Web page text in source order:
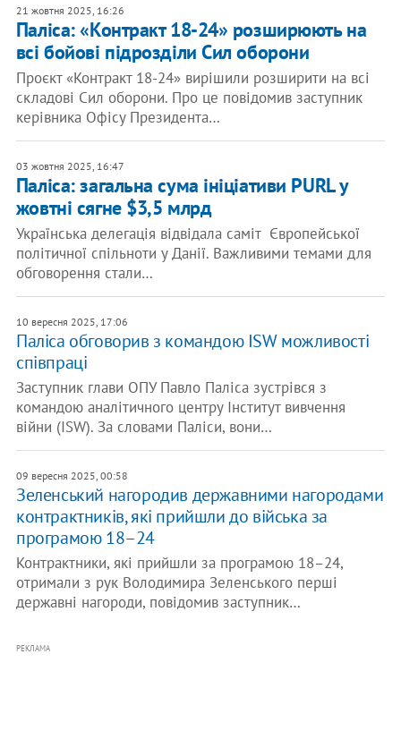
21 жовтня 2025, 16:26
Паліса: «Контракт 18-24» розширюють на
всі бойові підрозділи Сил оборони
Проєкт «Контракт 18-24» вирішили розширити на всі
складові Сил оборони. Про це повідомив заступник
керівника Офісу Президента…
03 жовтня 2025, 16:47
Паліса: загальна сума ініціативи PURL у
жовтні сягне $3,5 млрд
Українська делегація відвідала саміт Європейської
політичної спільноти у Данії. Важливими темами для
обговорення стали…
10 вересня 2025, 17:06
Паліса обговорив з командою ISW можливості
співпраці
Заступник глави ОПУ Павло Паліса зустрівся з
командою аналітичного центру Інститут вивчення
війни (ISW). За словами Паліси, вони…
09 вересня 2025, 00:58
Зеленський нагородив державними нагородами
контрактників, які прийшли до війська за
програмою 18–24
Контрактники, які прийшли за програмою 18–24,
отримали з рук Володимира Зеленського перші
державні нагороди, повідомив заступник…
РЕКЛАМА